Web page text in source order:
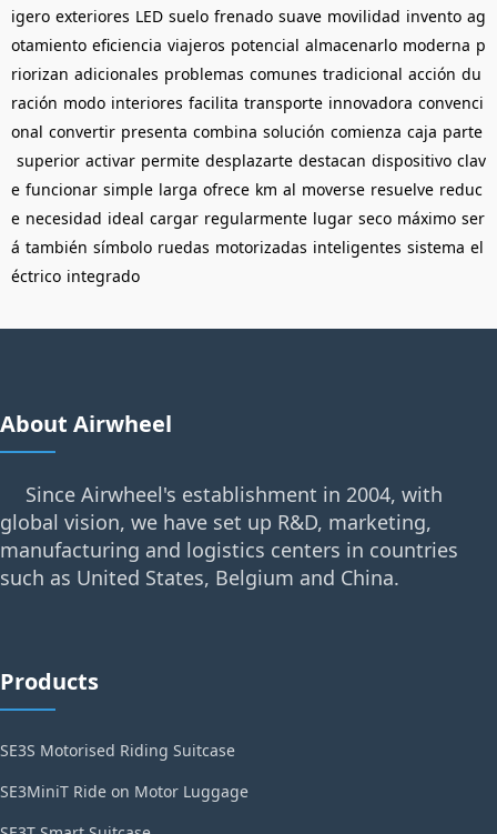
igero exteriores LED suelo frenado suave movilidad invento ag
otamiento eficiencia viajeros potencial almacenarlo moderna p
riorizan adicionales problemas comunes tradicional acción du
ración modo interiores facilita transporte innovadora convenci
onal convertir presenta combina solución comienza caja parte
superior activar permite desplazarte destacan dispositivo clav
e funcionar simple larga ofrece km al moverse resuelve reduc
e necesidad ideal cargar regularmente lugar seco máximo ser
á también símbolo ruedas motorizadas inteligentes sistema el
éctrico integrado
About Airwheel
Since Airwheel's establishment in 2004, with
global vision, we have set up R&D, marketing,
manufacturing and logistics centers in countries
such as United States, Belgium and China.
Products
SE3S Motorised Riding Suitcase
SE3MiniT Ride on Motor Luggage